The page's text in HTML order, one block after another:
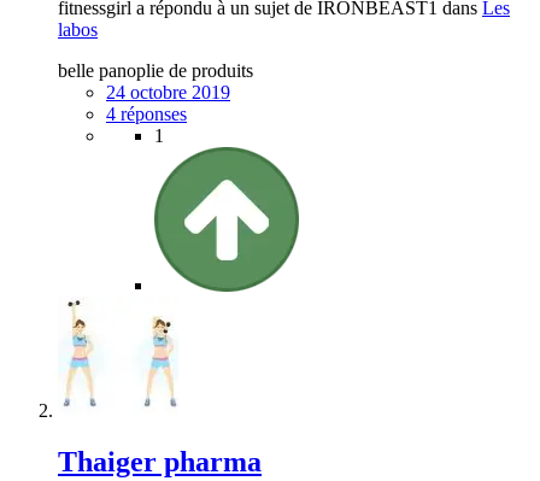
fitnessgirl a répondu à un sujet de IRONBEAST1 dans Les
labos
belle panoplie de produits
24 octobre 2019
4 réponses
1
Thaiger pharma